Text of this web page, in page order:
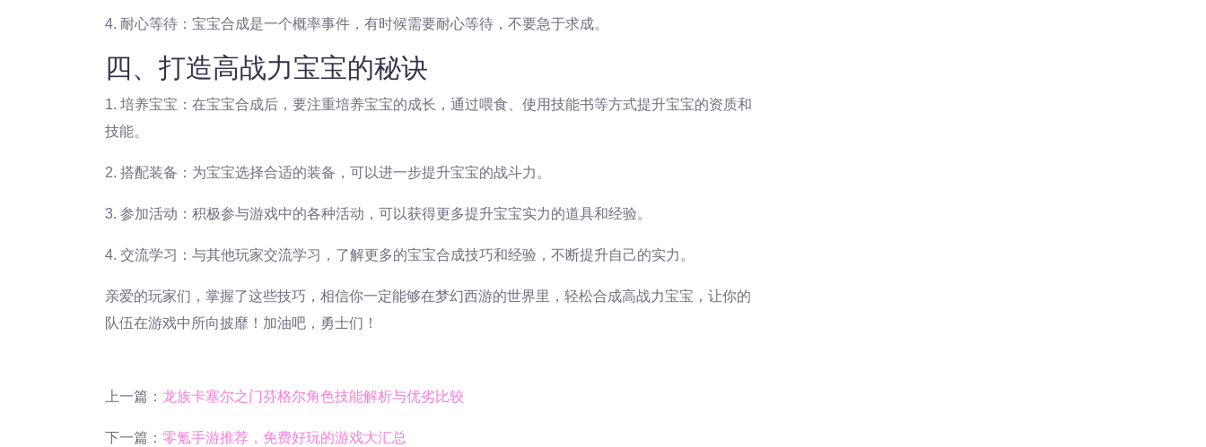
4. 耐心等待：宝宝合成是一个概率事件，有时候需要耐心等待，不要急于求成。
四、打造高战力宝宝的秘诀
1. 培养宝宝：在宝宝合成后，要注重培养宝宝的成长，通过喂食、使用技能书等方式提升宝宝的资质和
技能。
2. 搭配装备：为宝宝选择合适的装备，可以进一步提升宝宝的战斗力。
3. 参加活动：积极参与游戏中的各种活动，可以获得更多提升宝宝实力的道具和经验。
4. 交流学习：与其他玩家交流学习，了解更多的宝宝合成技巧和经验，不断提升自己的实力。
亲爱的玩家们，掌握了这些技巧，相信你一定能够在梦幻西游的世界里，轻松合成高战力宝宝，让你的
队伍在游戏中所向披靡！加油吧，勇士们！
上一篇： 龙族卡塞尔之门芬格尔角色技能解析与优劣比较
下一篇： 零氪手游推荐，免费好玩的游戏大汇总